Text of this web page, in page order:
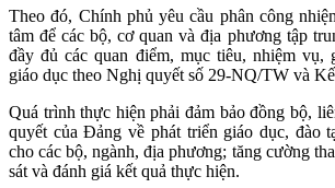
Theo đó, Chính phủ yêu cầu phân công
tâm để các bộ, cơ quan và địa phương tập
đầy đủ các quan điểm, mục tiêu, nhiệm vụ,
giáo dục theo Nghị quyết số 29-NQ/TW và
Quá trình thực hiện phải đảm bảo đồng bộ,
quyết của Đảng về phát triển giáo dục, đào
cho các bộ, ngành, địa phương; tăng cường
sát và đánh giá kết quả thực hiện.